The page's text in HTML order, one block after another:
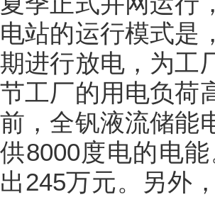
电站的运行模式是
期进行放电，为工
节工厂的用电负荷
前，全钒液流储能
供8000度电的电
出245万元。另外